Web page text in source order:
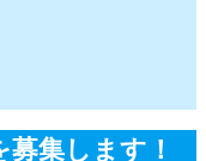
集します！